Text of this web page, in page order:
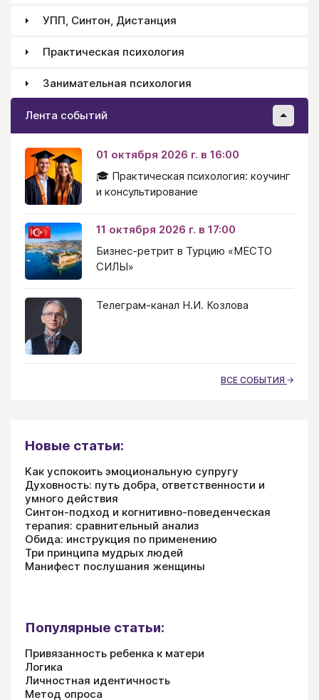
УПП, Синтон, Дистанция
Практическая психология
Занимательная психология
Лента событий
01 октября 2026 г. в 16:00
🎓 Практическая психология: коучинг
и консультирование
11 октября 2026 г. в 17:00
Бизнес-ретрит в Турцию «МЕСТО
СИЛЫ»
Телеграм-канал Н.И. Козлова
ВСЕ СОБЫТИЯ
Новые статьи:
Как успокоить эмоциональную супругу
Духовность: путь добра, ответственности и
умного действия
Синтон-подход и когнитивно-поведенческая
терапия: сравнительный анализ
Обида: инструкция по применению
Три принципа мудрых людей
Манифест послушания женщины
Популярные статьи:
Привязанность ребенка к матери
Логика
Личностная идентичность
Метод опроса